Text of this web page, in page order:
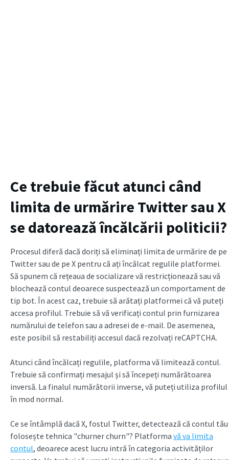
Ce trebuie făcut atunci când
limita de urmărire Twitter sau X
se datorează încălcării politicii?
Procesul diferă dacă doriți să eliminați limita de urmărire de pe
Twitter sau de pe X pentru că ați încălcat regulile platformei.
Să spunem că rețeaua de socializare vă restricționează sau vă
blochează contul deoarece suspectează un comportament de
tip bot. În acest caz, trebuie să arătați platformei că vă puteți
accesa profilul. Trebuie să vă verificați contul prin furnizarea
numărului de telefon sau a adresei de e-mail. De asemenea,
este posibil să restabiliți accesul dacă rezolvați reCAPTCHA.
Atunci când încălcați regulile, platforma vă limitează contul.
Trebuie să confirmați mesajul și să începeți numărătoarea
inversă. La finalul numărătorii inverse, vă puteți utiliza profilul
în mod normal.
Ce se întâmplă dacă X, fostul Twitter, detectează că contul tău
folosește tehnica "churner churn"? Platforma vă va limita
contul, deoarece acest lucru intră în categoria activităților